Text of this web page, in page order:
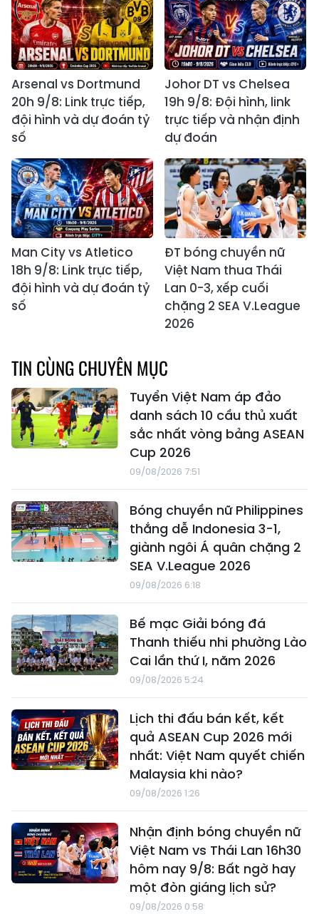
Arsenal vs Dortmund
20h 9/8: Link trực tiếp,
đội hình và dự đoán tỷ
số
Johor DT vs Chelsea
19h 9/8: Đội hình, link
trực tiếp và nhận định
dự đoán
Man City vs Atletico
18h 9/8: Link trực tiếp,
đội hình và dự đoán tỷ
số
ĐT bóng chuyền nữ
Việt Nam thua Thái
Lan 0-3, xếp cuối
chặng 2 SEA V.League
2026
TIN CÙNG CHUYÊN MỤC
Tuyển Việt Nam áp đảo
danh sách 10 cầu thủ xuất
sắc nhất vòng bảng ASEAN
Cup 2026
09/08/2026 7:51
Bóng chuyền nữ Philippines
thắng dễ Indonesia 3-1,
giành ngôi Á quân chặng 2
SEA V.League 2026
09/08/2026 6:18
Bế mạc Giải bóng đá
Thanh thiếu nhi phường Lào
Cai lần thứ I, năm 2026
09/08/2026 5:24
Lịch thi đấu bán kết, kết
quả ASEAN Cup 2026 mới
nhất: Việt Nam quyết chiến
Malaysia khi nào?
09/08/2026 1:26
Nhận định bóng chuyền nữ
Việt Nam vs Thái Lan 16h30
hôm nay 9/8: Bất ngờ hay
một đòn giáng lịch sử?
09/08/2026 0:58